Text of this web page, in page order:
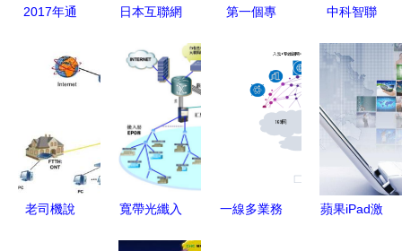
2017年通
告 從工信
信與互聯網
浪潮
日本互聯網
客攻擊 自
衛隊通信信
息或外泄
第一個專
是需在內
VOC拓展一
次結束和共
從那里起連
中科智聯
讀碼器 用
戶常見問題
與解決方案
老司機說
寬帶光纖入
一線多業務
蘋果iPad激